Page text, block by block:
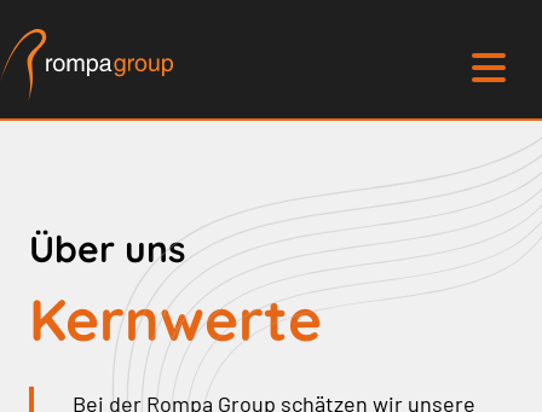
Über uns
Kernwerte
Bei der Rompa Group schätzen wir unsere